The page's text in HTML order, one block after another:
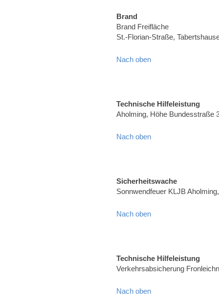
Brand
Brand Freifläche
St.-Florian-Straße,
Nach oben
Technische Hilfeleistung
Aholming, Höhe Bundesstraße
Nach oben
Sicherheitswache
Sonnwendfeuer KLJB
Nach oben
Technische Hilfeleistung
Verkehrsabsicherung
Nach oben